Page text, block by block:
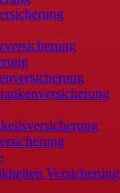
Versicherung